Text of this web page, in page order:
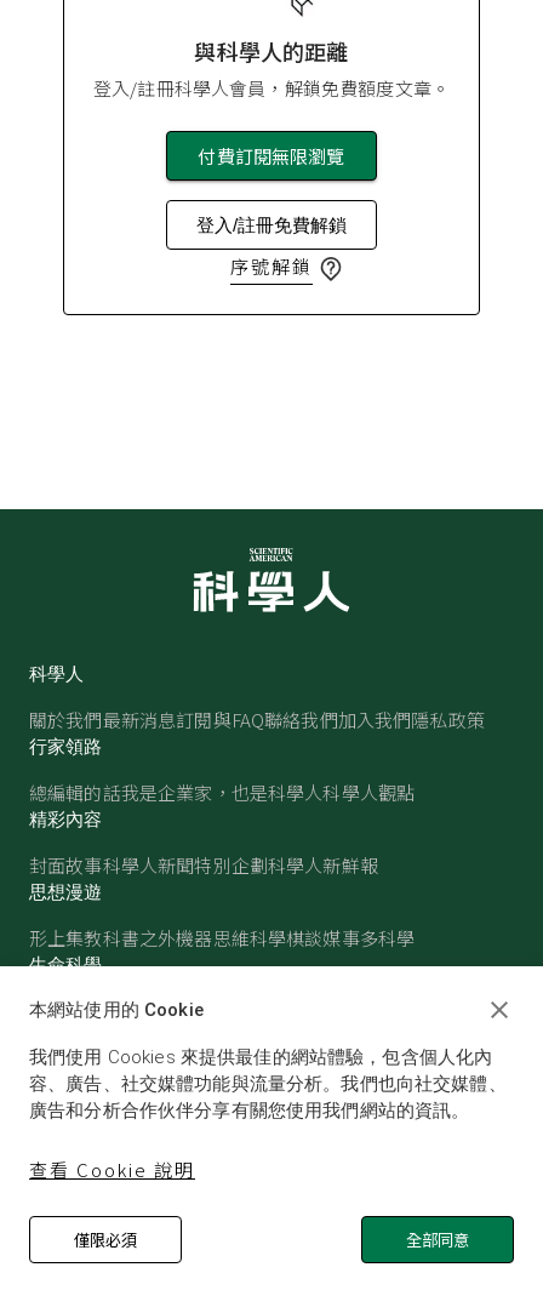
與科學人的距離
登入/註冊科學人會員，解鎖免費額度文章。
付費訂閱無限瀏覽
登入/註冊免費解鎖
序號解鎖
科學人
關於我們最新消息訂閱與FAQ聯絡我們加入我們隱私政策
行家領路
總編輯的話我是企業家，也是科學人科學人觀點
精彩內容
封面故事科學人新聞特別企劃科學人新鮮報
思想漫遊
形上集教科書之外機器思維科學棋談媒事多科學
生命科學
醫學古生物心理學生態學
物理 化學地球科學天文
© SCIENTIFIC AMERICAN, A DIVISION OF NATURE
AMERICA, INC.ALL RIGHTS RESERVED.
本網站使用的 Cookie
我們使用 Cookies 來提供最佳的網站體驗，包含個人化內
容、廣告、社交媒體功能與流量分析。我們也向社交媒體、
廣告和分析合作伙伴分享有關您使用我們網站的資訊。
查看 Cookie 說明
僅限必須 全部同意